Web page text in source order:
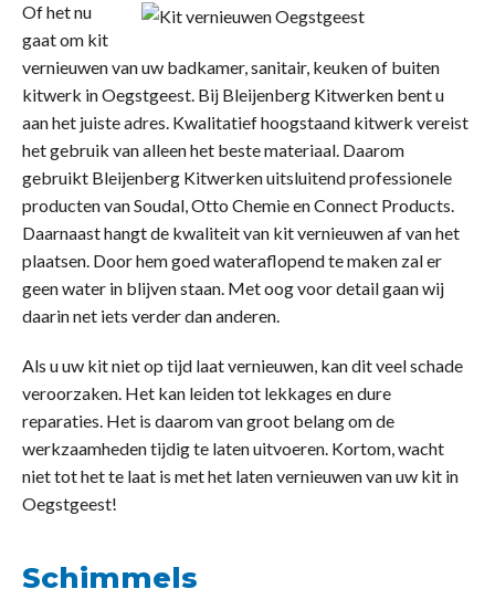
Of het nu
gaat om kit
vernieuwen van uw badkamer, sanitair, keuken of buiten
kitwerk in Oegstgeest. Bij Bleijenberg Kitwerken bent u
aan het juiste adres. Kwalitatief hoogstaand kitwerk vereist
het gebruik van alleen het beste materiaal. Daarom
gebruikt Bleijenberg Kitwerken uitsluitend professionele
producten van Soudal, Otto Chemie en Connect Products.
Daarnaast hangt de kwaliteit van kit vernieuwen af van het
plaatsen. Door hem goed wateraflopend te maken zal er
geen water in blijven staan. Met oog voor detail gaan wij
daarin net iets verder dan anderen.
Als u uw kit niet op tijd laat vernieuwen, kan dit veel schade
veroorzaken. Het kan leiden tot lekkages en dure
reparaties. Het is daarom van groot belang om de
werkzaamheden tijdig te laten uitvoeren. Kortom, wacht
niet tot het te laat is met het laten vernieuwen van uw kit in
Oegstgeest!
Schimmels